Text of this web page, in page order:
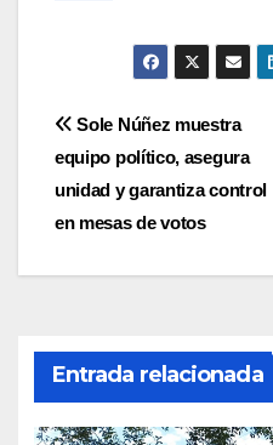
Navegación
de
entradas
Sole Núñez muestra
equipo político, asegura
unidad y garantiza control
en mesas de votos
Entrada relacionada